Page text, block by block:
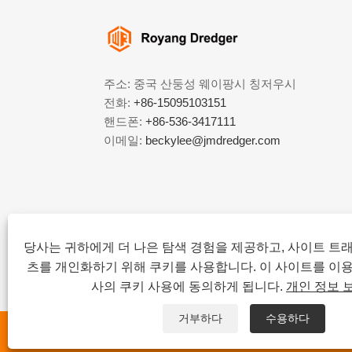
당사는 귀하에게 더 나은 탐색 경험을 제공하고, 사이트 트
츠를 개인화하기 위해 쿠키를 사용합니다. 이 사이트를 이
사의 쿠키 사용에 동의하게 됩니다. 개인 정보
거부하다 수용하다
주소: 중국 산둥성 웨이팡시 칭저우시
전화: +86-15095103151
핸드폰: +86-536-3417111
이메일: beckylee@jmdredger.com
웨이팡 진멍 준설기 유한회사모든